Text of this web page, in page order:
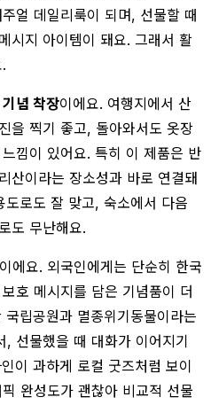
얼 데일리룩이 되며, 선물할 때
시지 아이템이 돼요. 그래서 활
념 착장이에요. 여행지에서 산
을 찍기 좋고, 돌아와서도 옷장
낌이 있어요. 특히 이 제품은 반
산이라는 장소성과 바로 연결돼
로도 잘 맞고, 숙소에서 다음
도 무난해요.
이에요. 외국인에게는 단순히 한국
호 메시지를 담은 기념품이 더
립공원과 멸종위기동물이라는
선물했을 때 대화가 이어지기
이 과하게 로컬 굿즈처럼 보이
완성도가 괜찮아 비교적 선물